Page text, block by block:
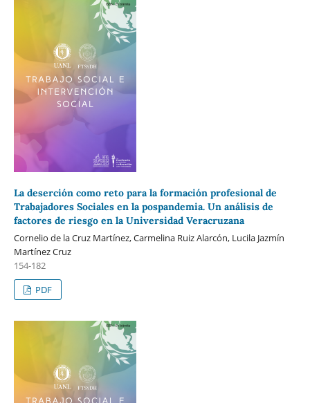
La deserción como reto para la formación profesional de
Trabajadores Sociales en la pospandemia. Un análisis de
factores de riesgo en la Universidad Veracruzana
Cornelio de la Cruz Martínez, Carmelina Ruiz Alarcón, Lucila Jazmín
Martínez Cruz
154-182
PDF